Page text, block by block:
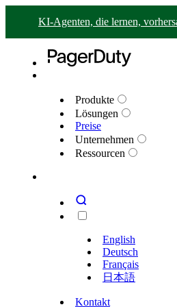
KI-Agenten, die lernen,
Produkte
Lösungen
Preise
Unternehmen
Ressourcen
English
Deutsch
Français
日本語
Kontakt